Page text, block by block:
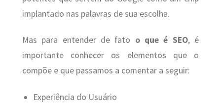
implantado nas palavras de sua escolha.
Mas para entender de fato o que é SEO, é
importante
conhecer os elementos que o
compõe e que passamos a comentar a seguir:
Experiência do Usuário